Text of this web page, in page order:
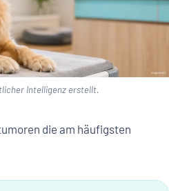
Intelligenz erstellt.
die am häufigsten